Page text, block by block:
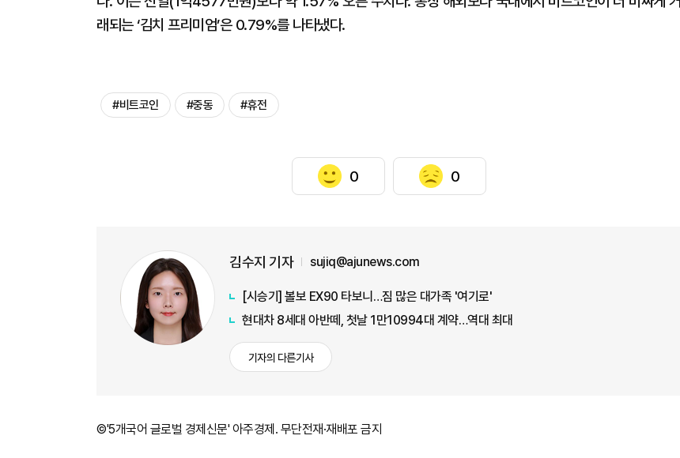
래되는 ‘김치 프리미엄’은 0.79%를 나타냈다.
#비트코인 #중동 #휴전
0 0
김수지 기자 sujiq@ajunews.com
[시승기] 볼보 EX90 타보니…짐 많은 대가족 '여기로'
현대차 8세대 아반떼, 첫날 1만10994대 계약…역대 최대
기자의 다른기사
©'5개국어 글로벌 경제신문' 아주경제. 무단전재·재배포 금지